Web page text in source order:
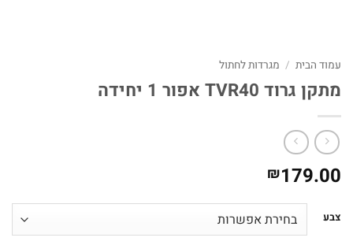
עמוד הבית / מגרדות לחתול
מתקן גרוד TVR40 אפור 1 יחידה
₪179.00
צבע